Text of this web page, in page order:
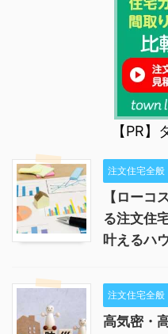
【PR】
注文住宅全般
【ローコ
る注文住
叶えるハ
注文住宅全般
高気密・